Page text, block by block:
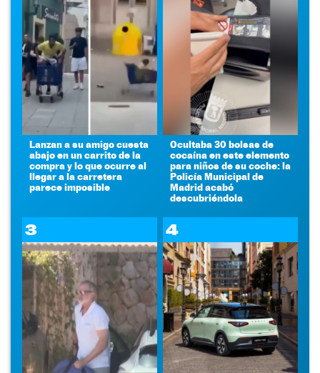
Lanzan a su amigo cuesta
abajo en un carrito de la
compra y lo que ocurre al
llegar a la carretera
parece imposible
Ocultaba 30 bolsas de
cocaína en este elemento
para niños de su coche: la
Policía Municipal de
Madrid acabó
descubriéndola
3 4